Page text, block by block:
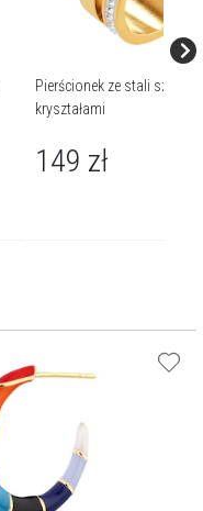
Pierścionek ze stali
kryształami
149 zł